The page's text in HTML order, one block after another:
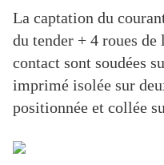
La captation du
du tender + 4 roues
contact sont soudées
imprimé isolée sur
positionnée et collée